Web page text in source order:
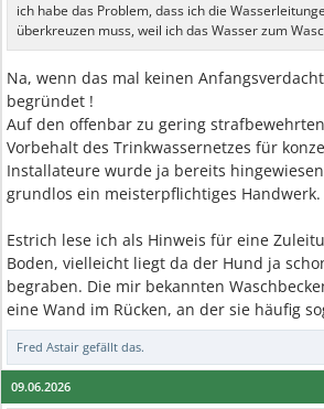
ich habe das Problem, dass ich die
überkreuzen muss, weil ich das Wasser zum
Na, wenn das mal keinen
begründet !
Auf den offenbar zu gering
Vorbehalt des Trinkwassernetzes für
Installateure wurde ja bereits
grundlos ein meisterpflichtiges Handwerk.
Estrich lese ich als Hinweis für eine
Boden, vielleicht liegt da der Hund ja
begraben. Die mir bekannten
eine Wand im Rücken, an der sie häufig
Fred Astair gefällt das.
09.06.2026